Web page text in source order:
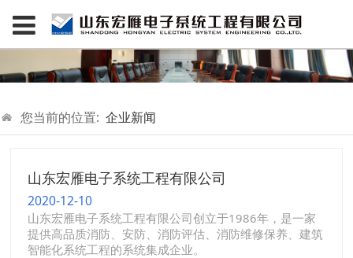
您当前的位置: 企业新闻
山东宏雁电子系统工程有限公司
2020-12-10
山东宏雁电子系统工程有限公司创立于1986年，是一家
提供高品质消防、安防、消防评估、消防维修保养、建筑
智能化系统工程的系统集成企业。